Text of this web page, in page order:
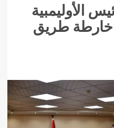
الأوليمبية
خارطة طريق